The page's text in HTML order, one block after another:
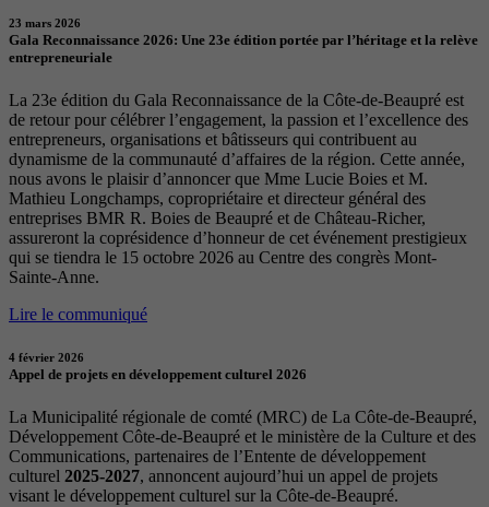
23 mars 2026
Gala Reconnaissance 2026: Une 23e édition portée par l’héritage et la relève
entrepreneuriale
La 23e édition du Gala Reconnaissance de la Côte-de-Beaupré est
de retour pour célébrer l’engagement, la passion et l’excellence des
entrepreneurs, organisations et bâtisseurs qui contribuent au
dynamisme de la communauté d’affaires de la région. Cette année,
nous avons le plaisir d’annoncer que Mme Lucie Boies et M.
Mathieu Longchamps, copropriétaire et directeur général des
entreprises BMR R. Boies de Beaupré et de Château-Richer,
assureront la coprésidence d’honneur de cet événement prestigieux
qui se tiendra le 15 octobre 2026 au Centre des congrès Mont-
Sainte-Anne.
Lire le communiqué
4 février 2026
Appel de projets en développement culturel 2026
La Municipalité régionale de comté (MRC) de La Côte-de-Beaupré,
Développement Côte-de-Beaupré et le ministère de la Culture et des
Communications, partenaires de l’Entente de développement
culturel 2025-2027, annoncent aujourd’hui un appel de projets
visant le développement culturel sur la Côte-de-Beaupré.